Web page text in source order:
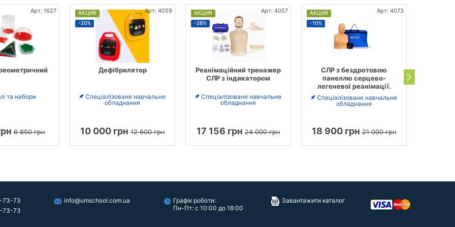
Арт: 1627
та набори
6 850 грн
АКЦИЯ
-20%
Арт: 4059
Дефібрилятор
Спеціалізоване навчальне
обладнання
10 000 грн12 600 грн
АКЦИЯ
-28%
Арт: 4057
Реанімаційний тренажер
СЛР з індикатором
Спеціалізоване навчальне
обладнання
17 156 грн24 000 грн
АКЦИЯ
-10%
Арт: 4073
СЛР з бездротовою
панеллю серцево-
легеневої реанімації.
Спеціалізоване навчальне
обладнання
18 900 грн21 000 грн
73-73
73-73
info@umschool.com.ua
Графік роботи:
Пн-Пт: с 10:00 до 18:00
Завантажити каталог